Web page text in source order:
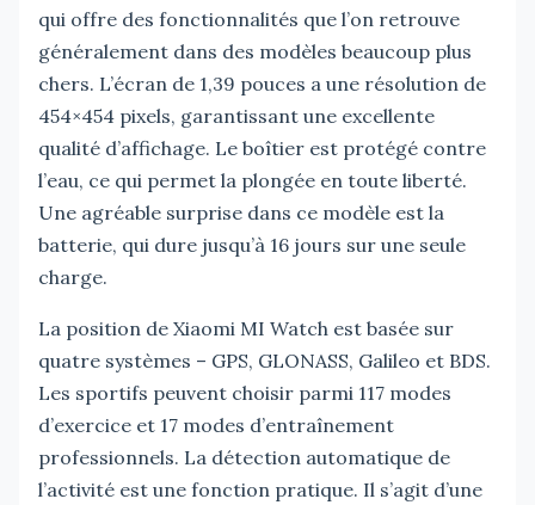
qui offre des fonctionnalités que l’on retrouve
généralement dans des modèles beaucoup plus
chers. L’écran de 1,39 pouces a une résolution de
454×454 pixels, garantissant une excellente
qualité d’affichage. Le boîtier est protégé contre
l’eau, ce qui permet la plongée en toute liberté.
Une agréable surprise dans ce modèle est la
batterie, qui dure jusqu’à 16 jours sur une seule
charge.
La position de Xiaomi MI Watch est basée sur
quatre systèmes – GPS, GLONASS, Galileo et BDS.
Les sportifs peuvent choisir parmi 117 modes
d’exercice et 17 modes d’entraînement
professionnels. La détection automatique de
l’activité est une fonction pratique. Il s’agit d’une